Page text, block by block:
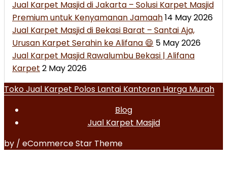
Jual Karpet Masjid di Jakarta – Solusi Karpet Masjid
Premium untuk Kenyamanan Jamaah14 May 2026
Jual Karpet Masjid di Bekasi Barat – Santai Aja,
Urusan Karpet Serahin ke Alifana 😄 5 May 2026
Jual Karpet Masjid Rawalumbu Bekasi | Alifana
Karpet 2 May 2026
Toko Jual Karpet Polos Lantai Kantoran Harga Murah
Blog
Jual Karpet Masjid
by / eCommerce Star Theme